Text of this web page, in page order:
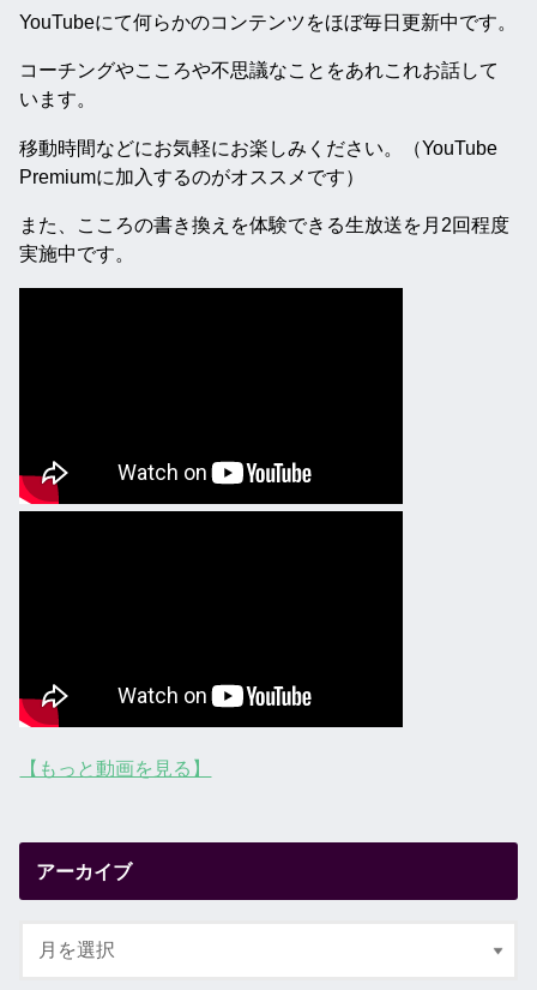
YouTubeにて何らかのコンテンツをほぼ毎日更新中です。
コーチングやこころや不思議なことをあれこれお話して
います。
移動時間などにお気軽にお楽しみください。（YouTube
Premiumに加入するのがオススメです）
また、こころの書き換えを体験できる生放送を月2回程度
実施中です。
【もっと動画を見る】
アーカイブ